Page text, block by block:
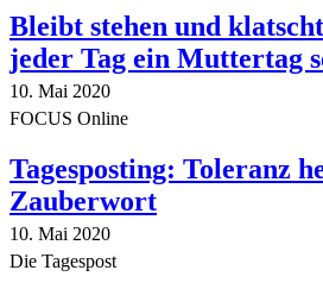
Bleibt stehen und
jeder Tag ein Muttertag
10. Mai 2020
FOCUS Online
Tagesposting: Toleranz
Zauberwort
10. Mai 2020
Die Tagespost